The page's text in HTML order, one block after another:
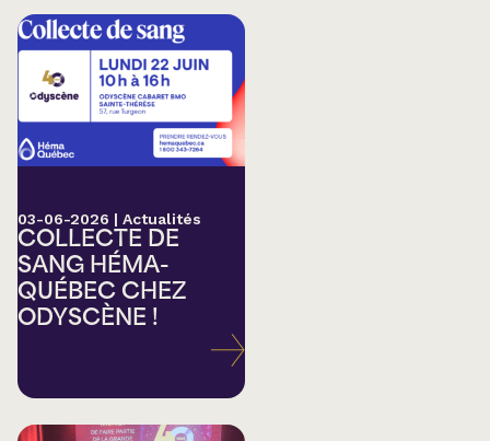
03-06-2026 | Actualités
COLLECTE DE
SANG HÉMA-
QUÉBEC CHEZ
ODYSCÈNE !